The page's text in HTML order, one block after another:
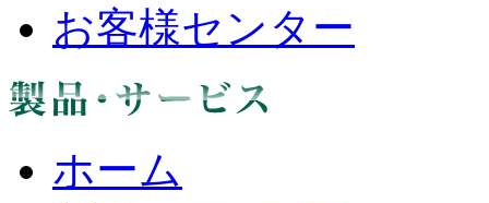
お客様センター
ホーム